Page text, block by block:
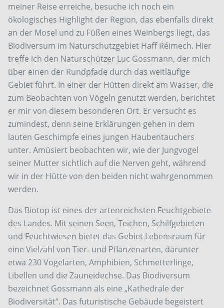
meiner Reise erreiche, besuche ich noch ein
ökologisches Highlight der Region, das ebenfalls direkt
an der Mosel und zu Füßen eines Weinbergs liegt, das
Biodiversum im Naturschutzgebiet Haff Réimech. Hier
treffe ich den Naturschützer Luc Gossmann, der mich
über einen der Rundpfade durch das weitläufige
Gebiet führt. In einer der Hütten direkt am Wasser, die
zum Beobachten von Vögeln genutzt werden, berichtet
er mir von diesem besonderen Ort. Er versucht es
zumindest, denn seine Erklärungen gehen in dem
lauten Geschimpfe eines jungen Haubentauchers
unter. Amüsiert beobachten wir, wie der Jungvogel
seiner Mutter sichtlich auf die Nerven geht, während
wir in der Hütte von den beiden nicht wahrgenommen
werden.
Das Biotop ist eines der artenreichsten Feuchtgebiete
des Landes. Mit seinen Seen, Teichen, Schilfgebieten
und Feuchtwiesen bietet das Gebiet Lebensraum für
eine Vielzahl von Tier- und Pflanzenarten, darunter
etwa 230 Vogelarten, Amphibien, Schmetterlinge,
Libellen und die Zauneidechse. Das Biodiversum
bezeichnet Gossmann als eine „Kathedrale der
Biodiversität“. Das futuristische Gebäude begeistert